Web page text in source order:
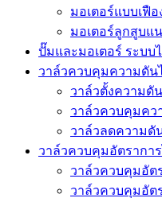
มอเตอร์แบบเฟือ
มอเตอร์ลูกสูบแ
ปั๊มและมอเตอร์ ระบบ
วาล์วควบคุมความดัน
วาล์วตั้งความดัน
วาล์วควบคุมคว
วาล์วลดความดั
วาล์วควบคุมอัตรากา
วาล์วควบคุมอัต
วาล์วควบคุมอัต